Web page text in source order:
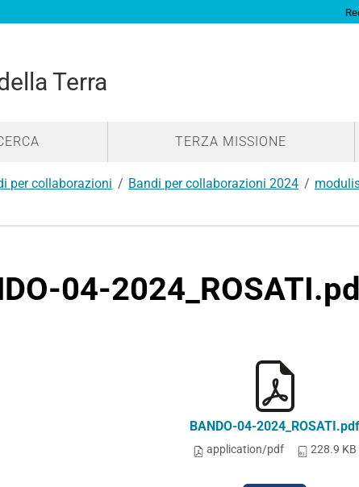
Terra
TERZA MISSIONE
per collaborazioni Bandi per collaborazioni 2024
04-
BANDO-04-2024_ROSATI.pdf
application/pdf 228.9 KB